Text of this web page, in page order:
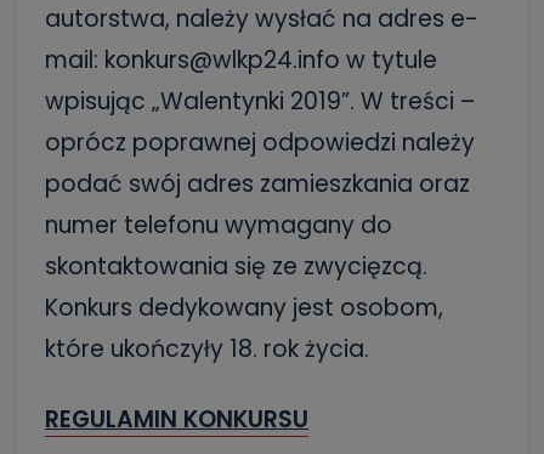
autorstwa, należy wysłać na adres e-
mail: konkurs@wlkp24.info w tytule
wpisując „Walentynki 2019”. W treści –
oprócz poprawnej odpowiedzi należy
podać swój adres zamieszkania oraz
numer telefonu wymagany do
skontaktowania się ze zwycięzcą.
Konkurs dedykowany jest osobom,
które ukończyły 18. rok życia.
REGULAMIN KONKURSU